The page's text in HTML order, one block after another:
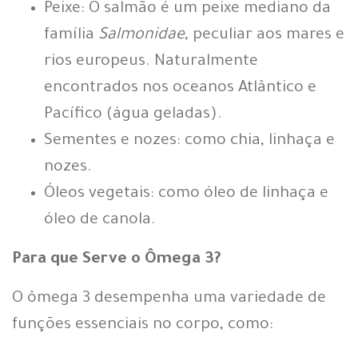
Peixe: O salmão é um peixe mediano da
família Salmonidae, peculiar aos mares e
rios europeus. Naturalmente
encontrados nos oceanos Atlântico e
Pacífico (água geladas).
Sementes e nozes: como chia, linhaça e
nozes.
Óleos vegetais: como óleo de linhaça e
óleo de canola.
Para que Serve o Ômega 3?
O ômega 3 desempenha uma variedade de
funções essenciais no corpo, como: